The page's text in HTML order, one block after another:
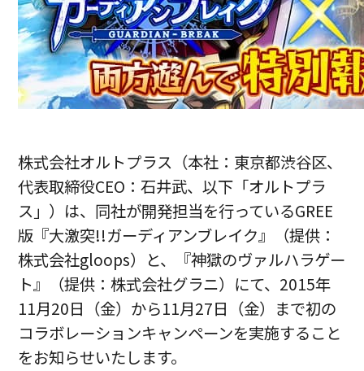
株式会社オルトプラス（本社：東京都渋谷区、
代表取締役CEO：石井武、以下「オルトプラ
ス」）は、同社が開発担当を行っているGREE
版『大激突!!ガーディアンブレイク』（提供：
株式会社gloops）と、『神獄のヴァルハラゲー
ト』（提供：株式会社グラニ）にて、2015年
11月20日（金）から11月27日（金）まで初の
コラボレーションキャンペーンを実施すること
をお知らせいたします。